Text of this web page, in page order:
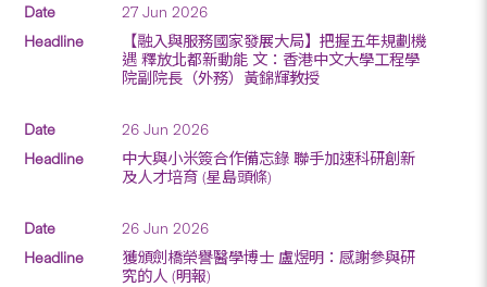
27 Jun 2026
【融入與服務國家發展大局】把握五年規劃機
遇 釋放北都新動能 文：香港中文大學工程學
院副院長（外務）黃錦輝教授
26 Jun 2026
中大與小米簽合作備忘錄 聯手加速科研創新
及人才培育 (星島頭條)
26 Jun 2026
獲頒劍橋榮譽醫學博士 盧煜明：感謝參與研
究的人 (明報)